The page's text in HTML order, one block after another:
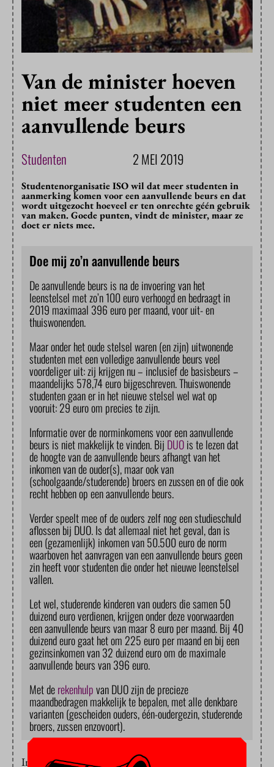
Van de minister hoeven
niet meer studenten een
aanvullende beurs
Studenten 2 MEI 2019
Studentenorganisatie ISO wil dat meer studenten in
aanmerking komen voor een aanvullende beurs en dat
wordt uitgezocht hoeveel er ten onrechte géén gebruik
van maken. Goede punten, vindt de minister, maar ze
doet er niets mee.
Doe mij zo’n aanvullende beurs
De aanvullende beurs is na de invoering van het
leenstelsel met zo’n 100 euro verhoogd en bedraagt in
2019 maximaal 396 euro per maand, voor uit- en
thuiswonenden.
Maar onder het oude stelsel waren (en zijn) uitwonende
studenten met een volledige aanvullende beurs veel
voordeliger uit: zij krijgen nu – inclusief de basisbeurs –
maandelijks 578,74 euro bijgeschreven. Thuiswonende
studenten gaan er in het nieuwe stelsel wel wat op
vooruit: 29 euro om precies te zijn.
Informatie over de norminkomens voor een aanvullende
beurs is niet makkelijk te vinden. Bij DUOis te lezen dat
de hoogte van de aanvullende beurs afhangt van het
inkomen van de ouder(s), maar ook van
(schoolgaande/studerende) broers en zussen en of die ook
recht hebben op een aanvullende beurs.
Verder speelt mee of de ouders zelf nog een studieschuld
aflossen bij DUO. Is dat allemaal niet het geval, dan is
een (gezamenlijk) inkomen van 50.500 euro de norm
waarboven het aanvragen van een aanvullende beurs geen
zin heeft voor studenten die onder het nieuwe leenstelsel
vallen.
Let wel, studerende kinderen van ouders die samen 50
duizend euro verdienen, krijgen onder deze voorwaarden
een aanvullende beurs van maar 8 euro per maand. Bij 40
duizend euro gaat het om 225 euro per maand en bij een
gezinsinkomen van 32 duizend euro om de maximale
aanvullende beurs van 396 euro.
Met derekenhulpvan DUO zijn de precieze
maandbedragen makkelijk te bepalen, met alle denkbare
varianten (gescheiden ouders, één-oudergezin, studerende
broers, zussen enzovoort).
In februaripresenteerdehet Interstedelijk Studenten